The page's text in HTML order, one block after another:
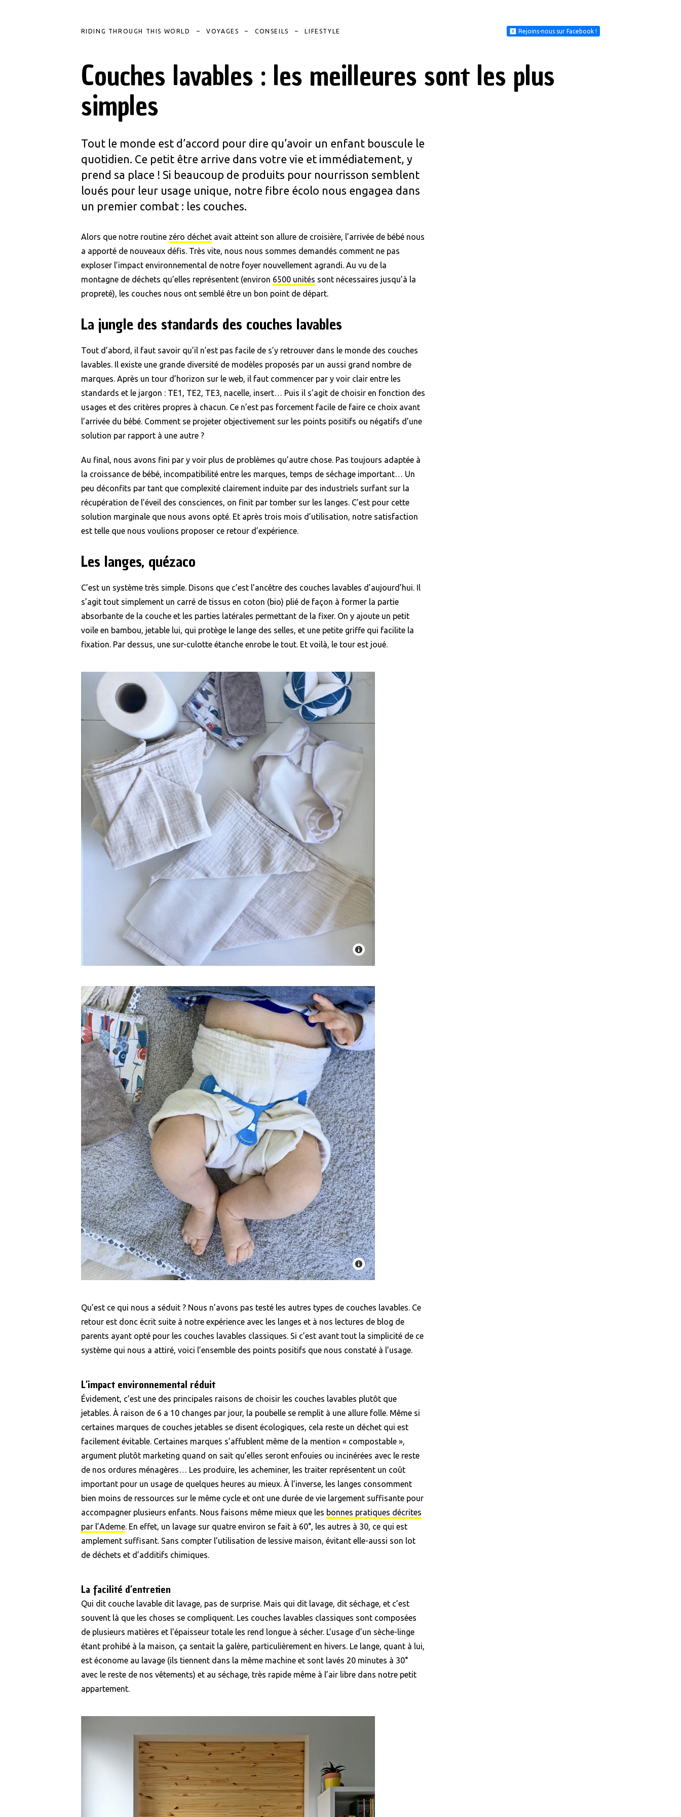
RIDING THROUGH THIS WORLD VOYAGES CONSEILS LIFESTYLE Rejoins-nous sur Facebook !
Couches lavables : les meilleures sont les plus
simples
Tout le monde est d’accord pour dire qu’avoir un enfant bouscule le
quotidien. Ce petit être arrive dans votre vie et immédiatement, y
prend sa place ! Si beaucoup de produits pour nourrisson semblent
loués pour leur usage unique, notre fibre écolo nous engagea dans
un premier combat : les couches.
Alors que notre routine zéro déchetavait atteint son allure de croisière, l’arrivée de bébé nous
a apporté de nouveaux défis. Très vite, nous nous sommes demandés comment ne pas
exploser l’impact environnemental de notre foyer nouvellement agrandi. Au vu de la
montagne de déchets qu’elles représentent (environ 6500 unités sont nécessaires jusqu’à la
propreté), les couches nous ont semblé être un bon point de départ.
La jungle des standards des couches lavables
Tout d’abord, il faut savoir qu’il n’est pas facile de s’y retrouver dans le monde des couches
lavables. Il existe une grande diversité de modèles proposés par un aussi grand nombre de
marques. Après un tour d’horizon sur le web, il faut commencer par y voir clair entre les
standards et le jargon : TE1, TE2, TE3, nacelle, insert… Puis il s’agit de choisir en fonction des
usages et des critères propres à chacun. Ce n’est pas forcement facile de faire ce choix avant
l’arrivée du bébé. Comment se projeter objectivement sur les points positifs ou négatifs d’une
solution par rapport à une autre ?
Au final, nous avons fini par y voir plus de problèmes qu’autre chose. Pas toujours adaptée à
la croissance de bébé, incompatibilité entre les marques, temps de séchage important… Un
peu déconfits par tant que complexité clairement induite par des industriels surfant sur la
récupération de l’éveil des consciences, on finit par tomber sur les langes. C’est pour cette
solution marginale que nous avons opté. Et après trois mois d’utilisation, notre satisfaction
est telle que nous voulions proposer ce retour d’expérience.
Les langes, quézaco
C’est un système très simple. Disons que c’est l’ancêtre des couches lavables d’aujourd’hui. Il
s’agit tout simplement un carré de tissus en coton (bio) plié de façon à former la partie
absorbante de la couche et les parties latérales permettant de la fixer. On y ajoute un petit
voile en bambou, jetable lui, qui protège le lange des selles, et une petite griffe qui facilite la
fixation. Par dessus, une sur-culotte étanche enrobe le tout. Et voilà, le tour est joué.
Qu’est ce qui nous a séduit ? Nous n’avons pas testé les autres types de couches lavables. Ce
retour est donc écrit suite à notre expérience avec les langes et à nos lectures de blog de
parents ayant opté pour les couches lavables classiques. Si c’est avant tout la simplicité de ce
système qui nous a attiré, voici l’ensemble des points positifs que nous constaté à l’usage.
L’impact environnemental réduit
Évidement, c’est une des principales raisons de choisir les couches lavables plutôt que
jetables. À raison de 6 a 10 changes par jour, la poubelle se remplit à une allure folle. Même si
certaines marques de couches jetables se disent écologiques, cela reste un déchet qui est
facilement évitable. Certaines marques s’affublent même de la mention « compostable »,
argument plutôt marketing quand on sait qu’elles seront enfouies ou incinérées avec le reste
de nos ordures ménagères… Les produire, les acheminer, les traiter représentent un coût
important pour un usage de quelques heures au mieux. À l’inverse, les langes consomment
bien moins de ressources sur le même cycle et ont une durée de vie largement suffisante pour
accompagner plusieurs enfants. Nous faisons même mieux que les bonnes pratiques décrites
par l’Ademe. En effet, un lavage sur quatre environ se fait à 60°, les autres à 30, ce qui est
amplement suffisant. Sans compter l’utilisation de lessive maison, évitant elle-aussi son lot
de déchets et d’additifs chimiques.
La facilité d’entretien
Qui dit couche lavable dit lavage, pas de surprise. Mais qui dit lavage, dit séchage, et c’est
souvent là que les choses se compliquent. Les couches lavables classiques sont composées
de plusieurs matières et l’épaisseur totale les rend longue à sécher. L’usage d’un sèche-linge
étant prohibé à la maison, ça sentait la galère, particulièrement en hivers. Le lange, quant à lui,
est économe au lavage (ils tiennent dans la même machine et sont lavés 20 minutes à 30°
avec le reste de nos vêtements) et au séchage, très rapide même à l’air libre dans notre petit
appartement.